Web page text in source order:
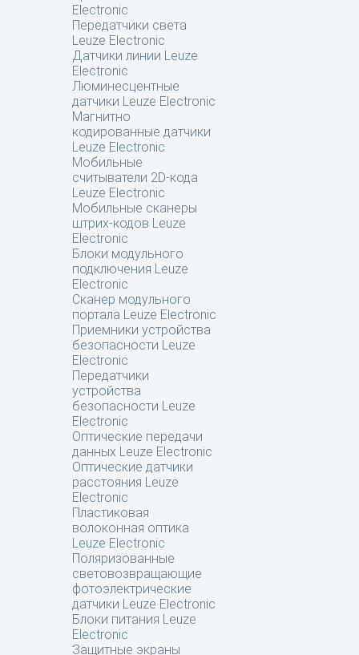
Electronic
Передатчики света
Leuze Electronic
Датчики линии Leuze
Electronic
Люминесцентные
датчики Leuze Electronic
Магнитно
кодированные датчики
Leuze Electronic
Мобильные
считыватели 2D-кода
Leuze Electronic
Мобильные сканеры
штрих-кодов Leuze
Electronic
Блоки модульного
подключения Leuze
Electronic
Сканер модульного
портала Leuze Electronic
Приемники устройства
безопасности Leuze
Electronic
Передатчики
устройства
безопасности Leuze
Electronic
Оптические передачи
данных Leuze Electronic
Оптические датчики
расстояния Leuze
Electronic
Пластиковая
волоконная оптика
Leuze Electronic
Поляризованные
световозвращающие
фотоэлектрические
датчики Leuze Electronic
Блоки питания Leuze
Electronic
Защитные экраны